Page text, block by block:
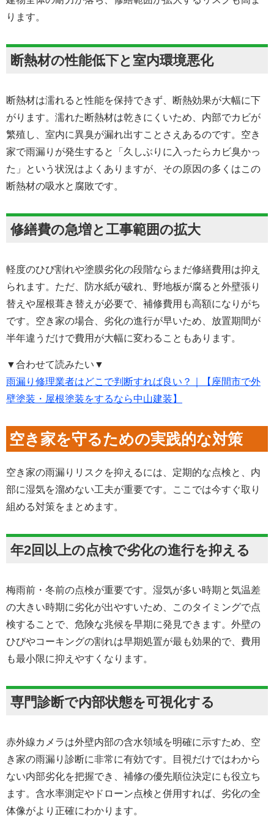
ります。
断熱材の性能低下と室内環境悪化
断熱材は濡れると性能を保持できず、断熱効果が大幅に下
がります。濡れた断熱材は乾きにくいため、内部でカビが
繁殖し、室内に異臭が漏れ出すことさえあるのです。空き
家で雨漏りが発生すると「久しぶりに入ったらカビ臭かっ
た」という状況はよくありますが、その原因の多くはこの
断熱材の吸水と腐敗です。
修繕費の急増と工事範囲の拡大
軽度のひび割れや塗膜劣化の段階ならまだ修繕費用は抑え
られます。ただ、防水紙が破れ、野地板が腐ると外壁張り
替えや屋根葺き替えが必要で、補修費用も高額になりがち
です。空き家の場合、劣化の進行が早いため、放置期間が
半年違うだけで費用が大幅に変わることもあります。
▼合わせて読みたい▼
雨漏り修理業者はどこで判断すれば良い？｜【座間市で外
壁塗装・屋根塗装をするなら中山建装】
空き家を守るための実践的な対策
空き家の雨漏りリスクを抑えるには、定期的な点検と、内
部に湿気を溜めない工夫が重要です。ここでは今すぐ取り
組める対策をまとめます。
年2回以上の点検で劣化の進行を抑える
梅雨前・冬前の点検が重要です。湿気が多い時期と気温差
の大きい時期に劣化が出やすいため、このタイミングで点
検することで、危険な兆候を早期に発見できます。外壁の
ひびやコーキングの割れは早期処置が最も効果的で、費用
も最小限に抑えやすくなります。
専門診断で内部状態を可視化する
赤外線カメラは外壁内部の含水領域を明確に示すため、空
き家の雨漏り診断に非常に有効です。目視だけではわから
ない内部劣化を把握でき、補修の優先順位決定にも役立ち
ます。含水率測定やドローン点検と併用すれば、劣化の全
体像がより正確にわかります。